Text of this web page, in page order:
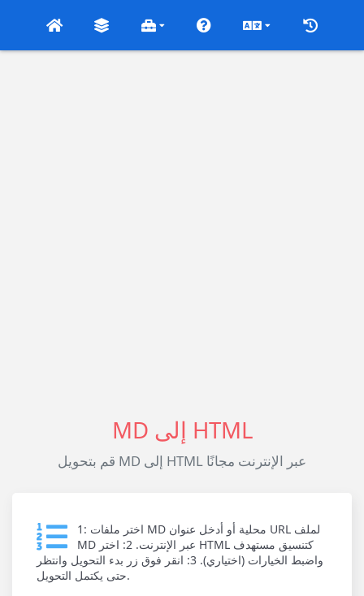
MD إلى HTML
قم بتحويل MD إلى HTML عبر الإنترنت مجانًا
1: اختر ملفات MD محلية أو أدخل عنوان URL لملف
MD عبر الإنترنت. 2: اختر HTML كتنسيق مستهدف
واضبط الخيارات (اختياري). 3: انقر فوق زر بدء التحويل وانتظر
حتى يكتمل التحويل.